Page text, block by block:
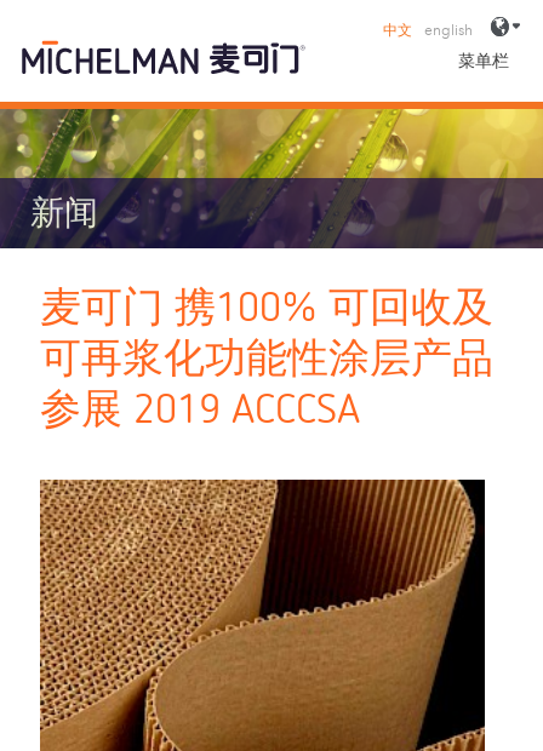
中文
english
菜单栏
新闻
麦可门 携100% 可回收及
可再浆化功能性涂层产品
参展 2019 ACCCSA